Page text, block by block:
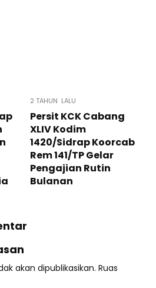
2 TAHUN LALU
Persit KCK Cabang
XLIV Kodim
1420/Sidrap Koorcab
Rem 141/TP Gelar
Pengajian Rutin
Bulanan
akan dipublikasikan. Ruas